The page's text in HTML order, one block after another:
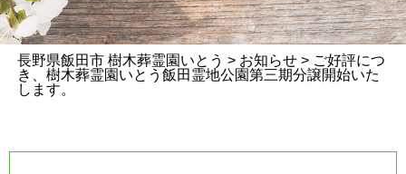
長野県飯田市 樹木葬霊園いとう > お知らせ> ご好評につ
き、樹木葬霊園いとう飯田霊地公園第三期分譲開始いた
します。